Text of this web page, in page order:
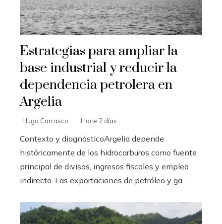
Estrategias para ampliar la
base industrial y reducir la
dependencia petrolera en
Argelia
Hugo Carrasco Hace 2 días
Contexto y diagnósticoArgelia depende
históricamente de los hidrocarburos como fuente
principal de divisas, ingresos fiscales y empleo
indirecto. Las exportaciones de petróleo y ga...